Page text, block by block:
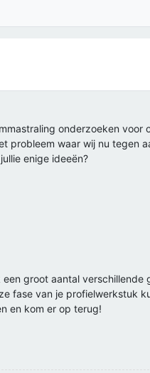
onderzoeken voor
waar wij nu tegen
enige ideeën?
groot aantal verschillende
fase van je profielwerkstuk
en kom er op terug!